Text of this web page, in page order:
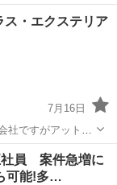
会保険完備 ✅会
もの子供の頃に憧れた...
ス・エクステリア
7月16日
社ですがアットホ
３年以上の方）...
員 案件急増に
可能!多…